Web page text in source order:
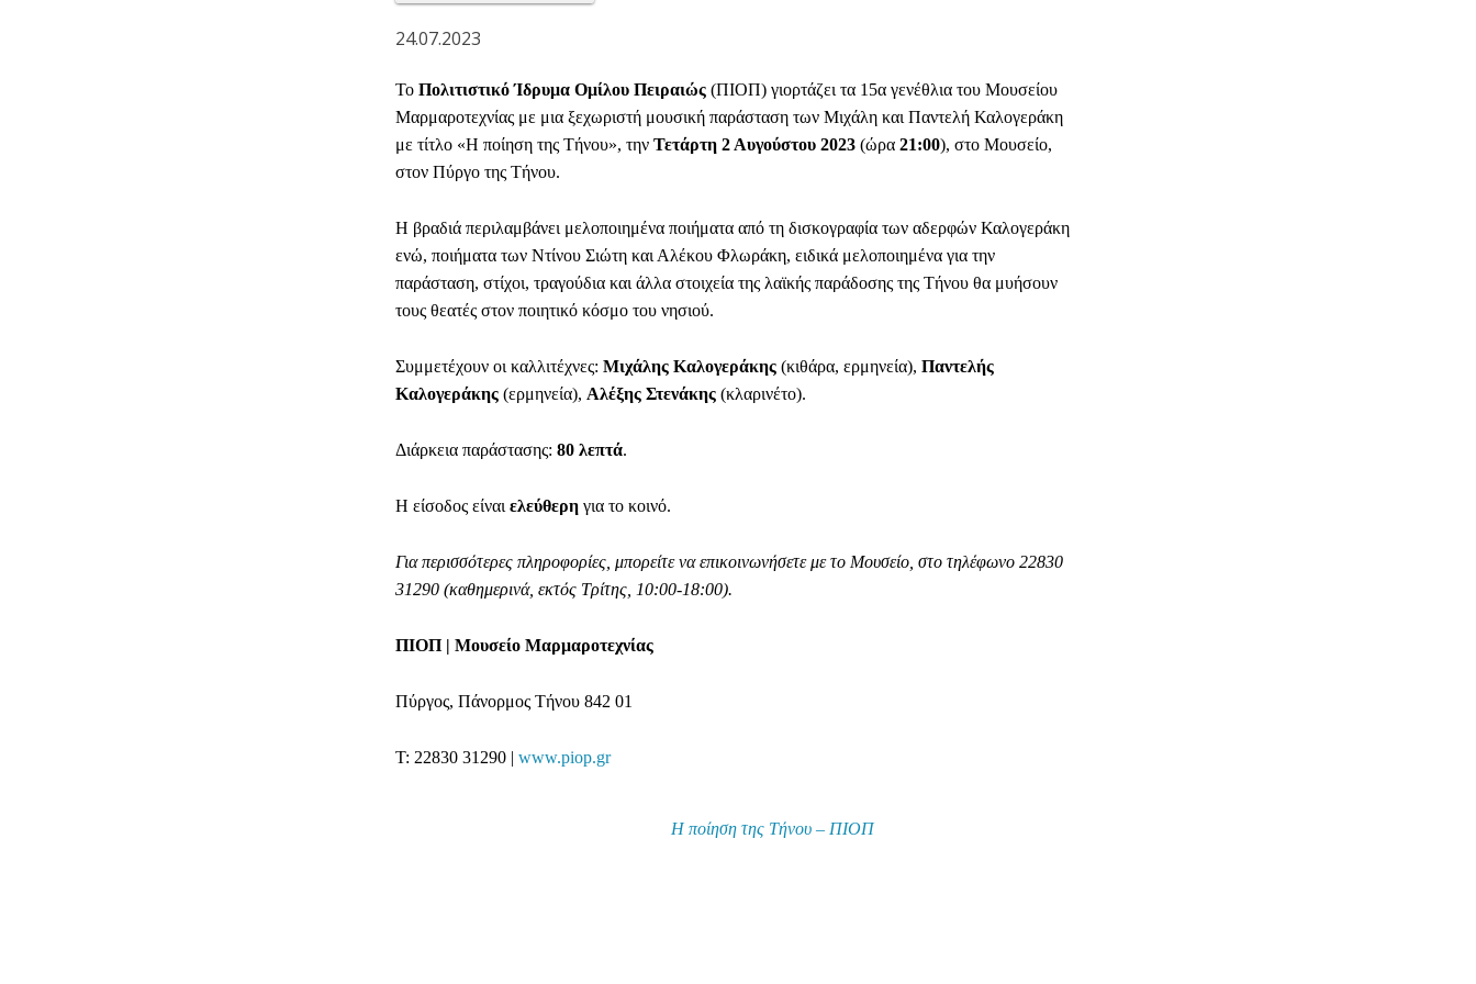
24.07.2023
Το Πολιτιστικό Ίδρυμα Ομίλου Πειραιώς (ΠΙΟΠ) γιορτάζει τα 15α γενέθλια του Μουσείου
Μαρμαροτεχνίας με μια ξεχωριστή μουσική παράσταση των Μιχάλη και Παντελή Καλογεράκη
με τίτλο «Η ποίηση της Τήνου», την Τετάρτη 2 Αυγούστου 2023 (ώρα 21:00), στο Μουσείο,
στον Πύργο της Τήνου.
Η βραδιά περιλαμβάνει μελοποιημένα ποιήματα από τη δισκογραφία των αδερφών Καλογεράκη
ενώ, ποιήματα των Ντίνου Σιώτη και Αλέκου Φλωράκη, ειδικά μελοποιημένα για την
παράσταση, στίχοι, τραγούδια και άλλα στοιχεία της λαϊκής παράδοσης της Τήνου θα μυήσουν
τους θεατές στον ποιητικό κόσμο του νησιού.
Συμμετέχουν οι καλλιτέχνες: Μιχάλης Καλογεράκης (κιθάρα, ερμηνεία), Παντελής
Καλογεράκης (ερμηνεία), Αλέξης Στενάκης (κλαρινέτο).
Διάρκεια παράστασης: 80 λεπτά.
Η είσοδος είναι ελεύθερη για το κοινό.
Για περισσότερες πληροφορίες, μπορείτε να επικοινωνήσετε με το Μουσείο, στο τηλέφωνο 22830
31290 (καθημερινά, εκτός Τρίτης, 10:00-18:00).
ΠΙΟΠ | Μουσείο Μαρμαροτεχνίας
Πύργος, Πάνορμος Τήνου 842 01
Τ: 22830 31290 | www.piop.gr
Η ποίηση της Τήνου – ΠΙΟΠ